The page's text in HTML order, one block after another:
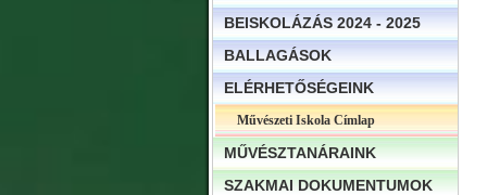
BEISKOLÁZÁS 2024 - 2025
BALLAGÁSOK
ELÉRHETŐSÉGEINK
Művészeti Iskola Címlap
MŰVÉSZTANÁRAINK
SZAKMAI DOKUMENTUMOK